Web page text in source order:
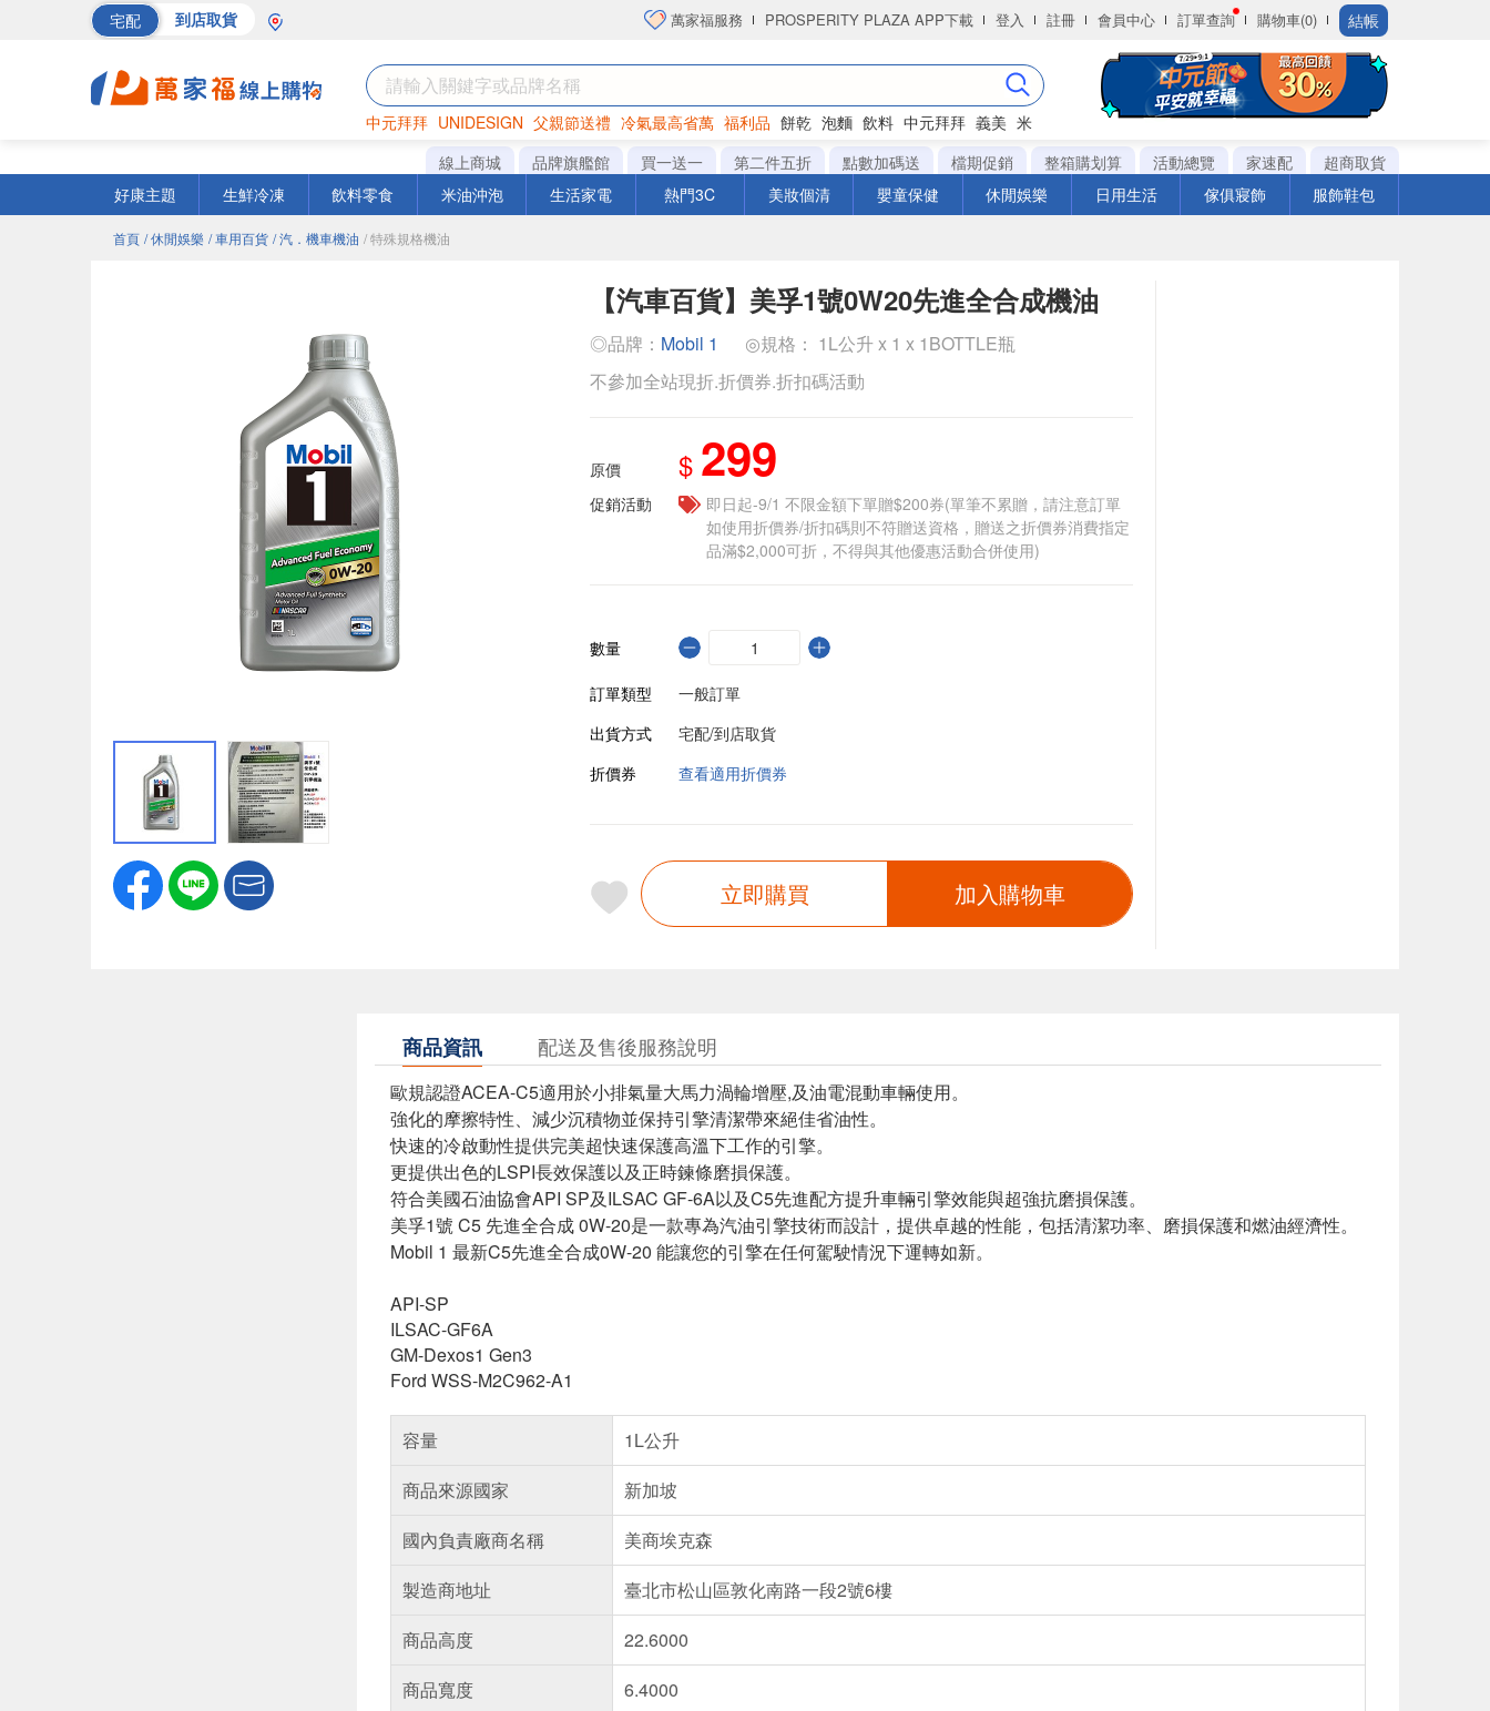
宅配 到店取貨 萬家福服務 PROSPERITY PLAZA APP下載 登入 註冊 會員中心 訂單查詢 購物車(0) 結帳
中元拜拜 UNIDESIGN 父親節送禮 冷氣最高省萬 福利品 餅乾 泡麵 飲料 中元拜拜 義美 米
巧克力 罐頭 衛生紙
線上商城 品牌旗艦館 買一送一 第二件五折 點數加碼送 檔期促銷 整箱購划算 活動總覽 家速配
超商取貨
好康主題
生鮮冷凍 飲料零食 米油沖泡 生活家電 熱門3C 美妝個清 嬰童保健 休閒娛樂 日用生活 傢俱寢飾 服飾鞋包
首頁 / 休閒娛樂 / 車用百貨 / 汽．機車機油 / 特殊規格機油
【汽車百貨】美孚1號0W20先進全合成機油
◎品牌： Mobil 1
◎規格： 1L公升 x 1 x 1BOTTLE瓶
不參加全站現折.折價券.折扣碼活動
原價 $ 299
促銷活動
即日起-9/1 不限金額下單贈$200券(單筆不累贈，請注意訂單
如使用折價券/折扣碼則不符贈送資格，贈送之折價券消費指定
品滿$2,000可折，不得與其他優惠活動合併使用)
數量
訂單類型
一般訂單
出貨方式
宅配/到店取貨
折價券
查看適用折價券
立即購買 加入購物車
商品資訊 配送及售後服務說明
歐規認證ACEA-C5適用於小排氣量大馬力渦輪增壓,及油電混動車輛使用。
強化的摩擦特性、減少沉積物並保持引擎清潔帶來絕佳省油性。
快速的冷啟動性提供完美超快速保護高溫下工作的引擎。
更提供出色的LSPI長效保護以及正時鍊條磨損保護。
符合美國石油協會API SP及ILSAC GF-6A以及C5先進配方提升車輛引擎效能與超強抗磨損保護。
美孚1號 C5 先進全合成 0W-20是一款專為汽油引擎技術而設計，提供卓越的性能，包括清潔功率、磨損保護和燃油經濟性。
Mobil 1 最新C5先進全合成0W-20 能讓您的引擎在任何駕駛情況下運轉如新。
API-SP
ILSAC-GF6A
GM-Dexos1 Gen3
Ford WSS-M2C962-A1
容量
1L公升
商品來源國家
新加坡
國內負責廠商名稱
美商埃克森
製造商地址
臺北市松山區敦化南路一段2號6樓
商品高度
22.6000
商品寬度
6.4000